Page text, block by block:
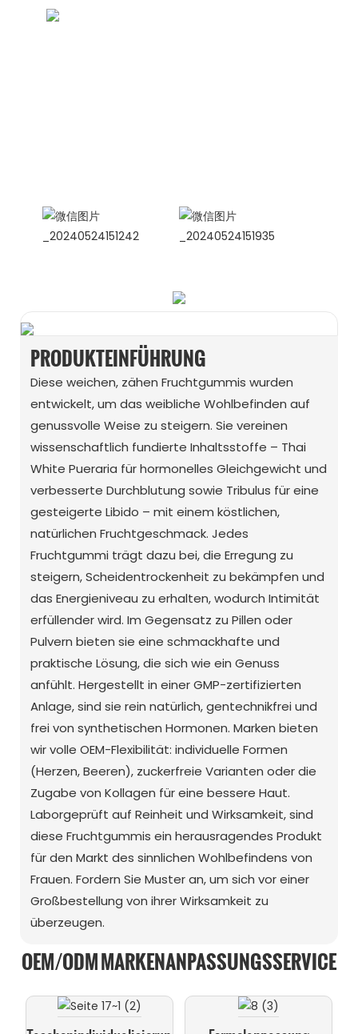
PRODUKTEINFÜHRUNG
Diese weichen, zähen Fruchtgummis wurden
entwickelt, um das weibliche Wohlbefinden auf
genussvolle Weise zu steigern. Sie vereinen
wissenschaftlich fundierte Inhaltsstoffe – Thai
White Pueraria für hormonelles Gleichgewicht und
verbesserte Durchblutung sowie Tribulus für eine
gesteigerte Libido – mit einem köstlichen,
natürlichen Fruchtgeschmack. Jedes
Fruchtgummi trägt dazu bei, die Erregung zu
steigern, Scheidentrockenheit zu bekämpfen und
das Energieniveau zu erhalten, wodurch Intimität
erfüllender wird. Im Gegensatz zu Pillen oder
Pulvern bieten sie eine schmackhafte und
praktische Lösung, die sich wie ein Genuss
anfühlt. Hergestellt in einer GMP-zertifizierten
Anlage, sind sie rein natürlich, gentechnikfrei und
frei von synthetischen Hormonen. Marken bieten
wir volle OEM-Flexibilität: individuelle Formen
(Herzen, Beeren), zuckerfreie Varianten oder die
Zugabe von Kollagen für eine bessere Haut.
Laborgeprüft auf Reinheit und Wirksamkeit, sind
diese Fruchtgummis ein herausragendes Produkt
für den Markt des sinnlichen Wohlbefindens von
Frauen. Fordern Sie Muster an, um sich vor einer
Großbestellung von ihrer Wirksamkeit zu
überzeugen.
OEM/ODM MARKENANPASSUNGSSERVICE